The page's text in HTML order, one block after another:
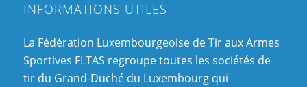
INFORMATIONS UTILES
La Fédération Luxembourgeoise de Tir aux Armes
Sportives FLTAS regroupe toutes les sociétés de
tir du Grand-Duché du Luxembourg qui